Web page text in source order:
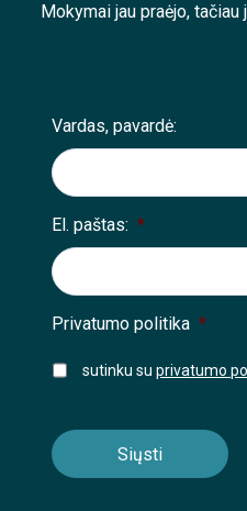
Mokymai jau praėjo,
Vardas, pavardė:
El. paštas: *
Privatumo politika *
sutinku suprivatumo